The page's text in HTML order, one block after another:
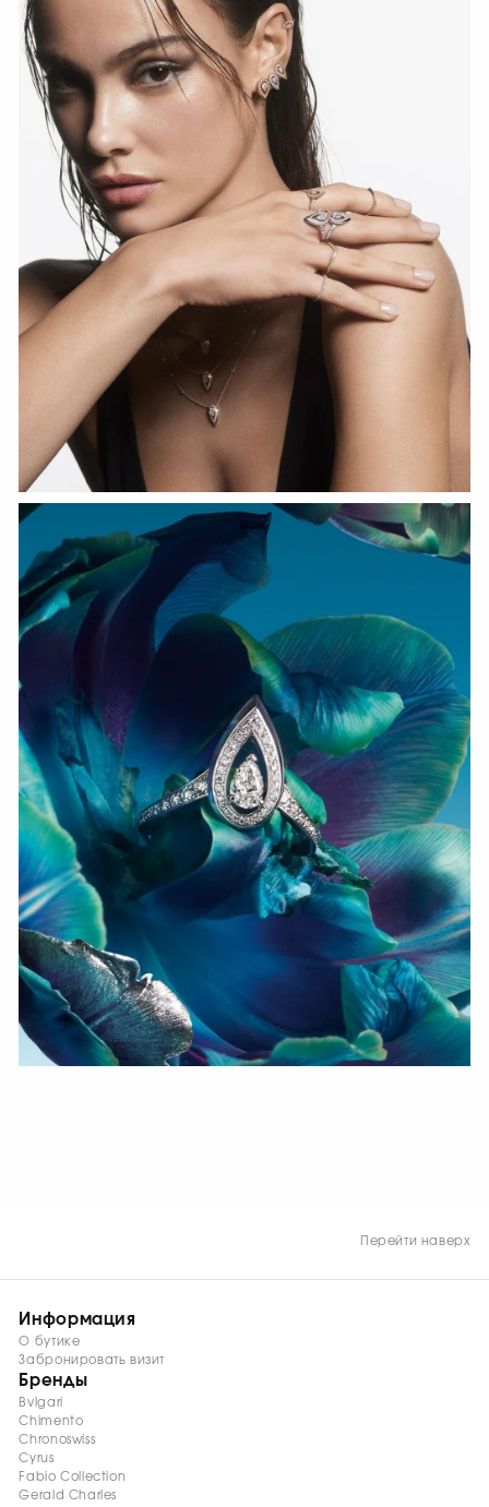
СМОТРЕТЬ СЕЙЧАС
СМОТРЕТЬ СЕЙЧАС
Перейти наверх
Информация
О бутике
Забронировать визит
Бренды
Bvlgari
Chimento
Chronoswiss
Cyrus
Fabio Collection
Gerald Charles